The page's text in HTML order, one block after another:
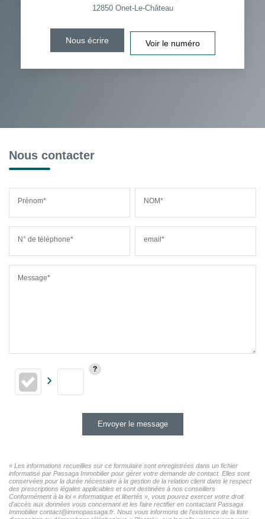
12850 Onet-Le-Château
Nous écrire Voir le numéro
Nous contacter
Prénom* NOM*
N° de téléphone* email*
Message*
Envoyer le message
« Les informations recueillies sur ce formulaire sont enregistrées dans un fichier
informatisé par Passaga Immobilier pour gérer votre demande de contact. Elles sont
conservées pour la durée nécessaire à la gestion de la relation client dans le respect
des prescriptions légales applicables et sont destinées à nos conseillers
Conformément à la loi « informatique et libertés », vous pouvez exercer votre droit
d'accès aux données vous concernant et les faire rectifier en contactant Passaga
Immobilier contact@immopassaga.fr. Nous vous informons de l'existence de la liste